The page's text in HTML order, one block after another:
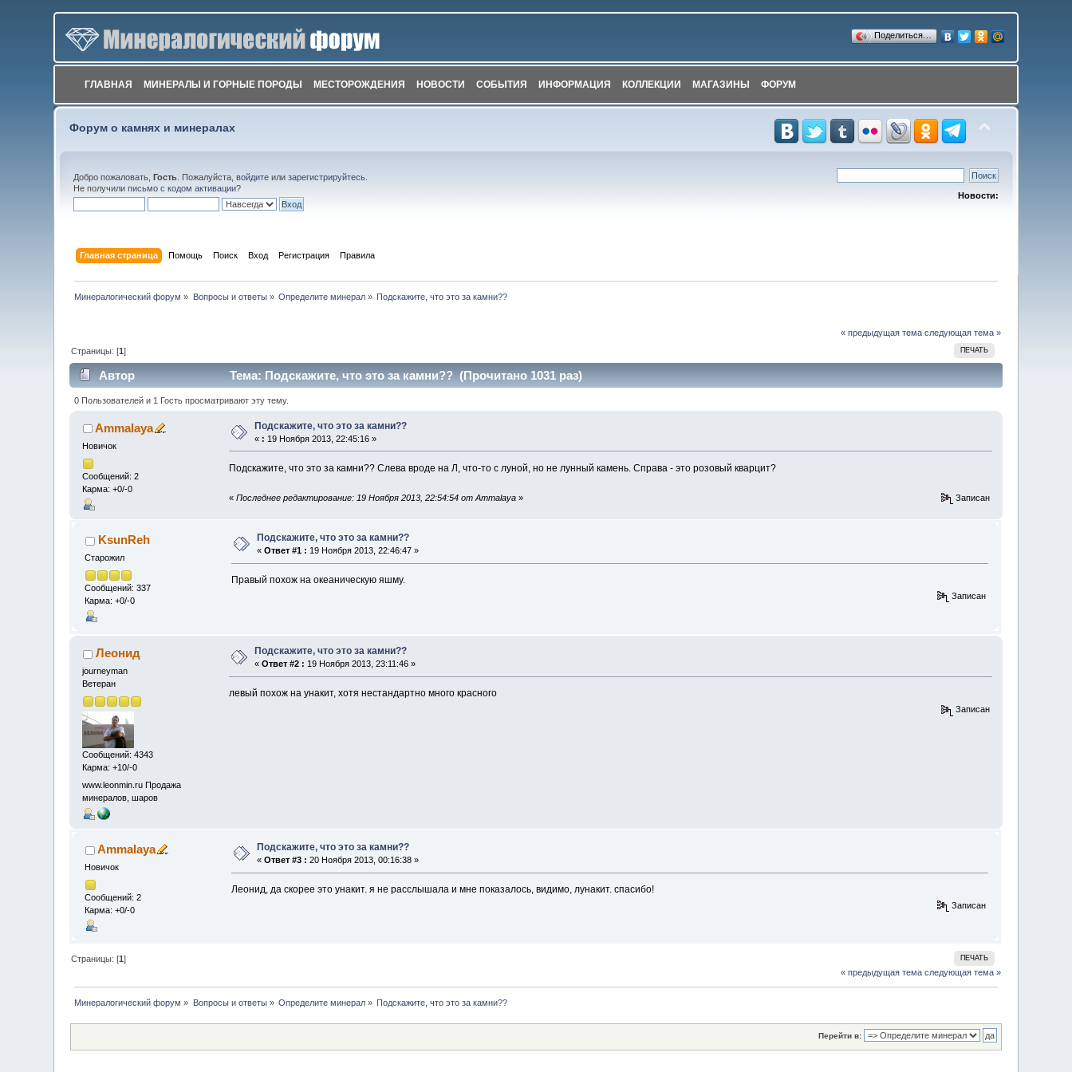
Поделиться…
ГЛАВНАЯ МИНЕРАЛЫ И ГОРНЫЕ ПОРОДЫ МЕСТОРОЖДЕНИЯ НОВОСТИ СОБЫТИЯ ИНФОРМАЦИЯ КОЛЛЕКЦИИ МАГАЗИНЫ ФОРУМ
Форум о камнях и минералах
Добро пожаловать,Гость . Пожалуйста,войдите илизарегистрируйтесь
Не получилиписьмо с кодом активации?
Новости:
Главная страница Помощь Поиск Вход Регистрация Правила
Минералогический форум » Вопросы и ответы» Определите минерал » Подскажите, что это за камни??
« предыдущая тема следующая тема »
ПЕЧАТЬ
Страницы: [1]
Автор Тема: Подскажите, что это за камни?? (Прочитано 1031 раз)
0 Пользователей и 1 Гость просматривают эту тему.
Ammalaya
Новичок
Сообщений: 2
Карма: +0/-0
Подскажите, что это за камни??
« : 19 Ноября 2013, 22:45:16 »
Подскажите, что это за камни?? Слева вроде на Л, что-то с луной, но не лунный камень. Справа - это розовый кварцит?
« Последнее редактирование: 19 Ноября 2013, 22:54:54 от Ammalaya» Записан
KsunReh
Старожил
Сообщений: 337
Карма: +0/-0
Подскажите, что это за камни??
«Ответ #1 : 19 Ноября 2013, 22:46:47 »
Правый похож на океаническую яшму.
Записан
Леонид
journeyman
Ветеран
Сообщений: 4343
Карма: +10/-0
www.leonmin.ru Продажа
минералов, шаров
Подскажите, что это за камни??
«Ответ #2 : 19 Ноября 2013, 23:11:46 »
левый похож на унакит, хотя нестандартно много красного
Записан
Ammalaya
Новичок
Сообщений: 2
Карма: +0/-0
Подскажите, что это за камни??
«Ответ #3 : 20 Ноября 2013, 00:16:38 »
Леонид, да скорее это унакит. я не расслышала и мне показалось, видимо, лунакит. спасибо!
Записан
ПЕЧАТЬ
Страницы: [1]
« предыдущая тема следующая тема »
Минералогический форум » Вопросы и ответы» Определите минерал » Подскажите, что это за камни??
Перейти в: